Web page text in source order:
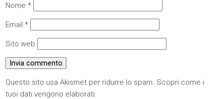
Nome*
Email*
Sito web
Questo sito usa Akismet per ridurre lo spam. Scopri come i
tuoi dati vengono elaborati.